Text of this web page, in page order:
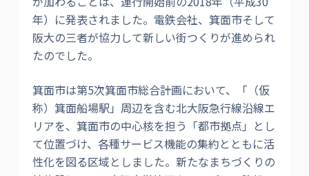
年）に発表されました。電鉄会社、箕面市そして
阪大の三者が協力して新しい街つくりが進められ
たのでした。
箕面市は第5次箕面市総合計画において、「（仮
称）箕面船場駅」周辺を含む北大阪急行線沿線エ
リアを、箕面市の中心核を担う「都市拠点」とし
て位置づけ、各種サービス機能の集約とともに活
性化を図る区域としました。新たなまちづくりの